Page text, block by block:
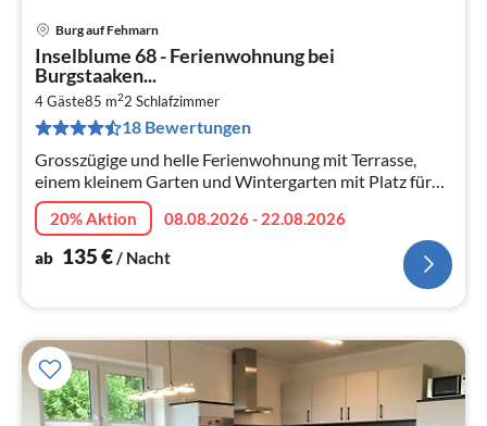
Burg auf Fehmarn
Inselblume 68 - Ferienwohnung bei
Burgstaaken...
4 Gäste85 m22 Schlafzimmer
18 Bewertungen
Grosszügige und helle Ferienwohnung mit Terrasse,
einem kleinem Garten und Wintergarten mit Platz für
bis zu 4 Personen.
20% Aktion
08.08.2026 - 22.08.2026
ab 135€/ Nacht